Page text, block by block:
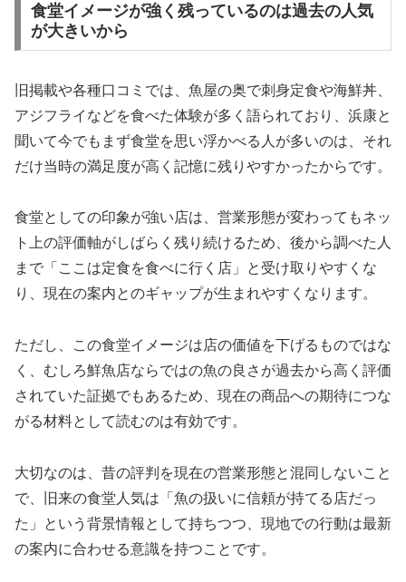
食堂イメージが強く残っているのは過去の人気
が大きいから
旧掲載や各種口コミでは、魚屋の奥で刺身定食や海鮮丼、
アジフライなどを食べた体験が多く語られており、浜康と
聞いて今でもまず食堂を思い浮かべる人が多いのは、それ
だけ当時の満足度が高く記憶に残りやすかったからです。
食堂としての印象が強い店は、営業形態が変わってもネッ
ト上の評価軸がしばらく残り続けるため、後から調べた人
まで「ここは定食を食べに行く店」と受け取りやすくな
り、現在の案内とのギャップが生まれやすくなります。
ただし、この食堂イメージは店の価値を下げるものではな
く、むしろ鮮魚店ならではの魚の良さが過去から高く評価
されていた証拠でもあるため、現在の商品への期待につな
がる材料として読むのは有効です。
大切なのは、昔の評判を現在の営業形態と混同しないこと
で、旧来の食堂人気は「魚の扱いに信頼が持てる店だっ
た」という背景情報として持ちつつ、現地での行動は最新
の案内に合わせる意識を持つことです。